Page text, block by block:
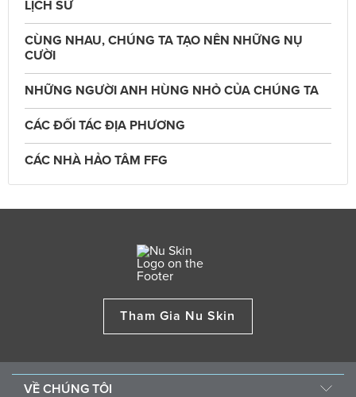
LỊCH SỬ
CÙNG NHAU, CHÚNG TA TẠO NÊN NHỮNG NỤ
CƯỜI
NHỮNG NGƯỜI ANH HÙNG NHỎ CỦA CHÚNG TA
CÁC ĐỐI TÁC ĐỊA PHƯƠNG
CÁC NHÀ HẢO TÂM FFG
Tham Gia Nu Skin
VỀ CHÚNG TÔI